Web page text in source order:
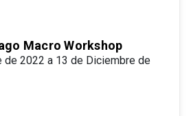
Macro Workshop
de 2022 a 13 de Diciembre de